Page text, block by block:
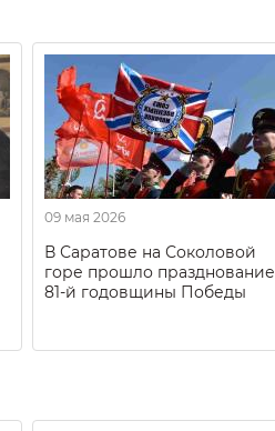
09 мая 2026
В Саратове на Соколовой
горе прошло празднование
81-й годовщины Победы